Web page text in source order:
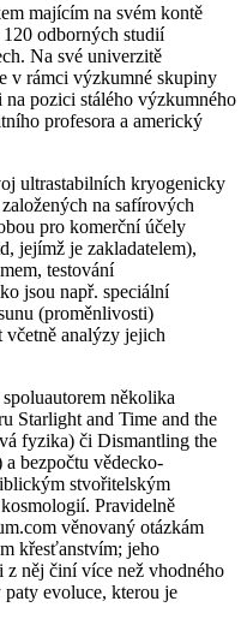
majícím na svém kontě
odborných studií
Na své univerzitě
v rámci výzkumné skupiny
pozici stálého výzkumného
profesora a americký
ultrastabilních kryogenicky
na safírových
pro komerční účely
jejímž je zakladatelem),
testování
jsou např. speciální
(proměnlivosti)
analýzy jejich
několika
Starlight and Time and the
fyzika) či Dismantling the
bezpočtu vědecko-
stvořitelským
Pravidelně
věnovaný otázkám
křesťanstvím; jeho
z něj činí více než vhodného
evoluce, kterou je